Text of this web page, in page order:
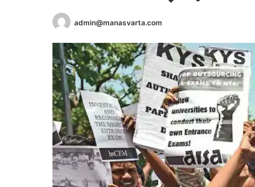
admin@manasvarta.com